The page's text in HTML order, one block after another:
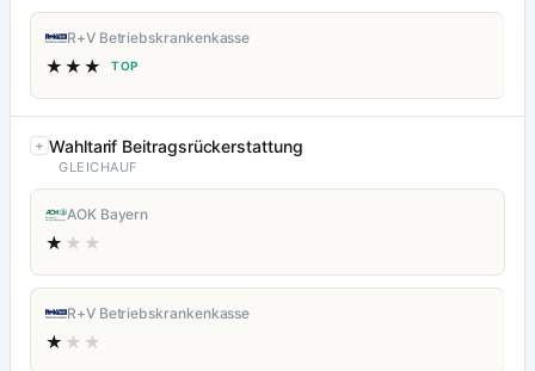
R+V Betriebskrankenkasse
★★★ TOP
Wahltarif Beitragsrückerstattung
GLEICHAUF
AOK Bayern
★ ★★
R+V Betriebskrankenkasse
★ ★★